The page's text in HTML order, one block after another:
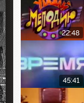
22:48
45:41